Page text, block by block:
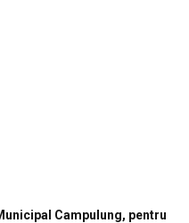
Campulung, pentru